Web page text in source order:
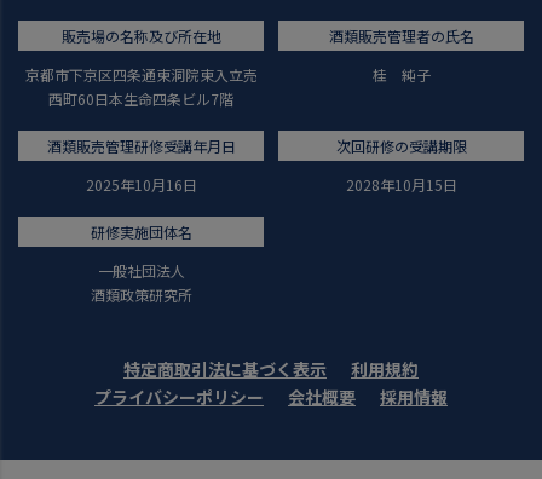
販売場の名称及び所在地
京都市下京区四条通東洞院東入立売
西町60日本生命四条ビル7階
酒類販売管理者の氏名
桂 純子
酒類販売管理研修受講年月日
2025年10月16日
次回研修の受講期限
2028年10月15日
研修実施団体名
一般社団法人
酒類政策研究所
特定商取引法に基づく表示
利用規約
プライバシーポリシー
会社概要 採用情報